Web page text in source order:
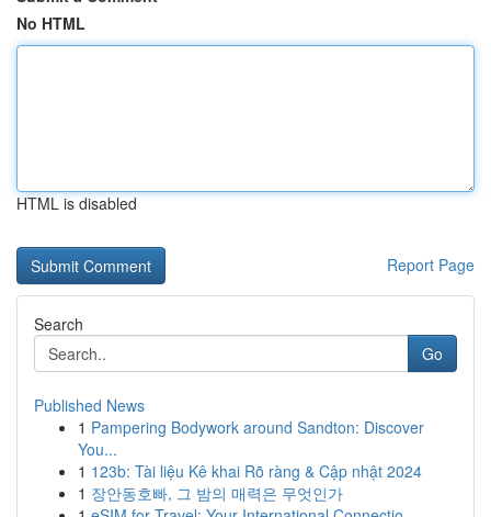
No HTML
HTML is disabled
Report Page
Search
Go
Published News
1 Pampering Bodywork around Sandton: Discover
You...
1 123b: Tài liệu Kê khai Rõ ràng & Cập nhật 2024
1 장안동호빠, 그 밤의 매력은 무엇인가